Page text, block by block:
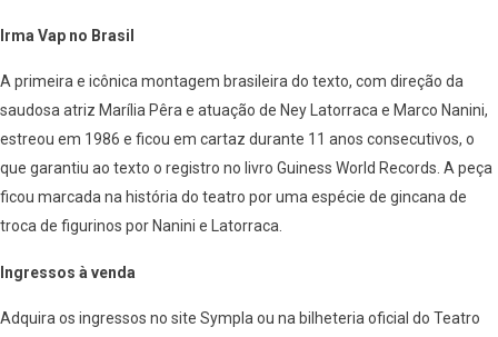
Irma Vap no Brasil
A primeira e icônica montagem brasileira do texto, com direção da
saudosa atriz Marília Pêra e atuação de Ney Latorraca e Marco Nanini,
estreou em 1986 e ficou em cartaz durante 11 anos consecutivos, o
que garantiu ao texto o registro no livro Guiness World Records. A peça
ficou marcada na história do teatro por uma espécie de gincana de
troca de figurinos por Nanini e Latorraca.
Ingressos à venda
Adquira os ingressos no site Sympla ou na bilheteria oficial do Teatro